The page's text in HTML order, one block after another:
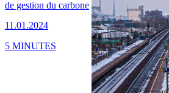
de gestion du carbone
11.01.2024
5 MINUTES